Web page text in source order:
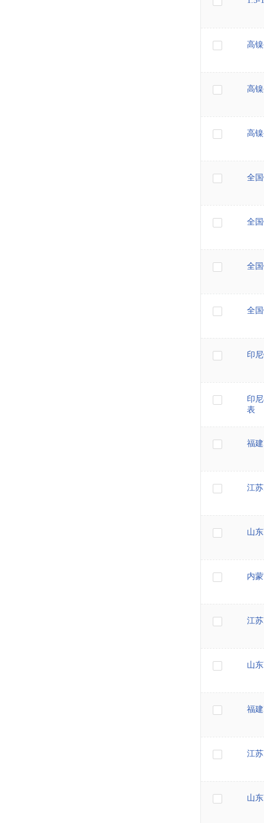
高
高
高
全
全
全
全
印
印
表
福
江
山
内
江
山
福
江
山